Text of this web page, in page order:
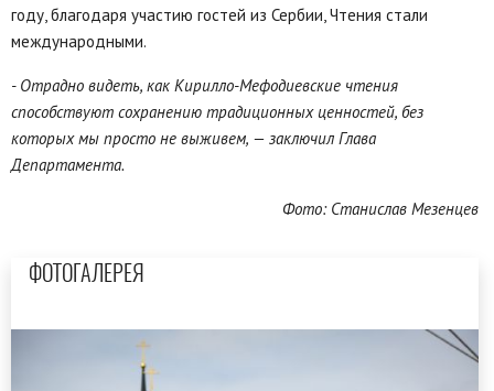
году, благодаря участию гостей из Сербии, Чтения стали
международными.
- Отрадно видеть, как Кирилло-Мефодиевские чтения
способствуют сохранению традиционных ценностей, без
которых мы просто не выживем, — заключил Глава
Департамента.
Фото: Станислав Мезенцев
ФОТОГАЛЕРЕЯ